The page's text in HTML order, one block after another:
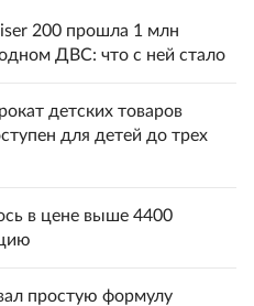
200 прошла 1 млн
ДВС: что с ней стало
детских товаров
для детей до трех
в цене выше 4400
простую формулу